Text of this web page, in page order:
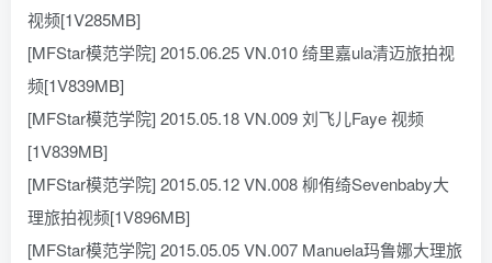
视频[1V285MB]
[MFStar模范学院] 2015.06.25 VN.010 绮里嘉ula清迈旅拍视
频[1V839MB]
[MFStar模范学院] 2015.05.18 VN.009 刘飞儿Faye 视频
[1V839MB]
[MFStar模范学院] 2015.05.12 VN.008 柳侑绮Sevenbaby大
理旅拍视频[1V896MB]
[MFStar模范学院] 2015.05.05 VN.007 Manuela玛鲁娜大理旅